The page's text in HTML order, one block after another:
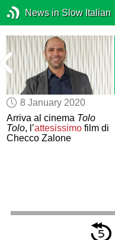
News in Slow Italian
8 January 2020
Arriva al cinema Tolo
Tolo, l’attesissimo film di
Checco Zalone